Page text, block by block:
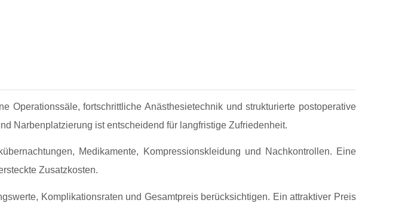
Operationssäle, fortschrittliche Anästhesietechnik und strukturierte postoperative
Narbenplatzierung ist entscheidend für langfristige Zufriedenheit.
Medikamente, Kompressionskleidung und Nachkontrollen. Eine
Zusatzkosten.
Komplikationsraten und Gesamtpreis berücksichtigen. Ein attraktiver Preis